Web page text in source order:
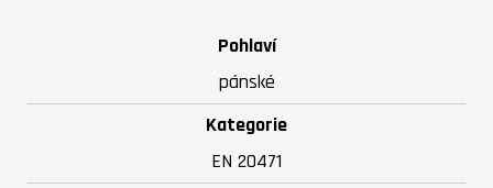
Pohlaví
pánské
Kategorie
EN 20471